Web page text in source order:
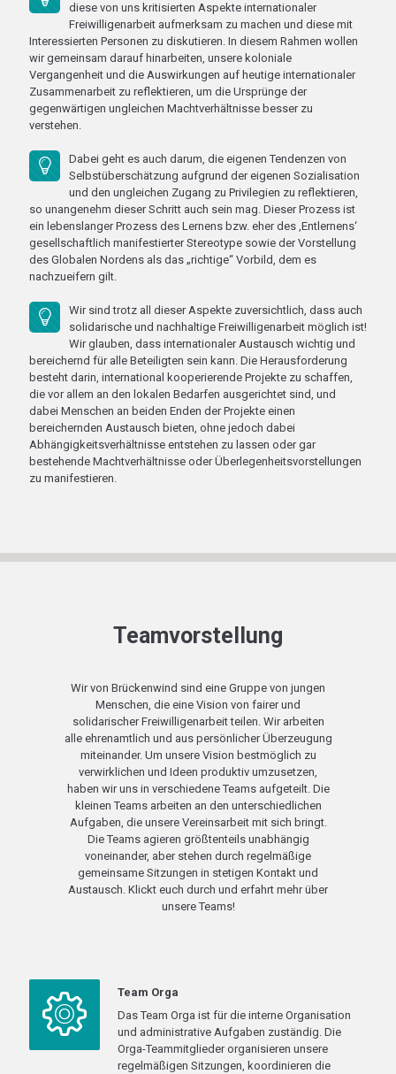
diese von uns kritisierten Aspekte internationaler
Freiwilligenarbeit aufmerksam zu machen und diese mit
Interessierten Personen zu diskutieren. In diesem Rahmen wollen
wir gemeinsam darauf hinarbeiten, unsere koloniale
Vergangenheit und die Auswirkungen auf heutige internationaler
Zusammenarbeit zu reflektieren, um die Ursprünge der
gegenwärtigen ungleichen Machtverhältnisse besser zu
verstehen.
Dabei geht es auch darum, die eigenen Tendenzen von
Selbstüberschätzung aufgrund der eigenen Sozialisation
und den ungleichen Zugang zu Privilegien zu reflektieren,
so unangenehm dieser Schritt auch sein mag. Dieser Prozess ist
ein lebenslanger Prozess des Lernens bzw. eher des ‚Entlernens‘
gesellschaftlich manifestierter Stereotype sowie der Vorstellung
des Globalen Nordens als das „richtige“ Vorbild, dem es
nachzueifern gilt.
Wir sind trotz all dieser Aspekte zuversichtlich, dass auch
solidarische und nachhaltige Freiwilligenarbeit möglich ist!
Wir glauben, dass internationaler Austausch wichtig und
bereichernd für alle Beteiligten sein kann. Die Herausforderung
besteht darin, international kooperierende Projekte zu schaffen,
die vor allem an den lokalen Bedarfen ausgerichtet sind, und
dabei Menschen an beiden Enden der Projekte einen
bereichernden Austausch bieten, ohne jedoch dabei
Abhängigkeitsverhältnisse entstehen zu lassen oder gar
bestehende Machtverhältnisse oder Überlegenheitsvorstellungen
zu manifestieren.
Teamvorstellung
Wir von Brückenwind sind eine Gruppe von jungen
Menschen, die eine Vision von fairer und
solidarischer Freiwilligenarbeit teilen. Wir arbeiten
alle ehrenamtlich und aus persönlicher Überzeugung
miteinander. Um unsere Vision bestmöglich zu
verwirklichen und Ideen produktiv umzusetzen,
haben wir uns in verschiedene Teams aufgeteilt. Die
kleinen Teams arbeiten an den unterschiedlichen
Aufgaben, die unsere Vereinsarbeit mit sich bringt.
Die Teams agieren größtenteils unabhängig
voneinander, aber stehen durch regelmäßige
gemeinsame Sitzungen in stetigen Kontakt und
Austausch. Klickt euch durch und erfahrt mehr über
unsere Teams!
Team Orga
Das Team Orga ist für die interne Organisation
und administrative Aufgaben zuständig. Die
Orga-Teammitglieder organisieren unsere
regelmäßigen Sitzungen, koordinieren die